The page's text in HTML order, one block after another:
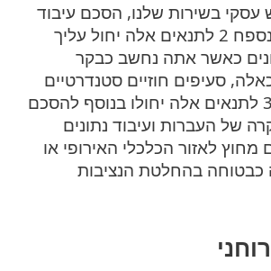
בשירות שלנו, הסכם עיבוד
הנתונים הכלול בנספח 2 לתנאים אלה יחול עליך
כאשר אתה נחשב כבקר
סעיפים חוזיים סטנדרטיים
הכלולים בנספח 3 לתנאים אלה יחולו בנוסף להסכם
של העברות ועיבוד נתונים
מחוץ לאזור הכלכלי האירופי או
כבטוחה בהחלטת הנציבות